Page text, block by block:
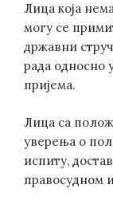
Лица која
могу се
државни
рада односно
пријема.
Лица са
уверења о
испиту,
правосудном